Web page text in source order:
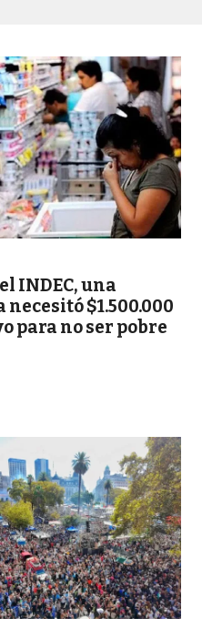
INDEC, una
$1.500.000
para no ser pobre